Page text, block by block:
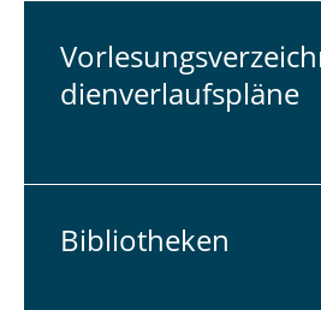
di­en­ver­laufs­plä­ne
Bi­blio­the­ken